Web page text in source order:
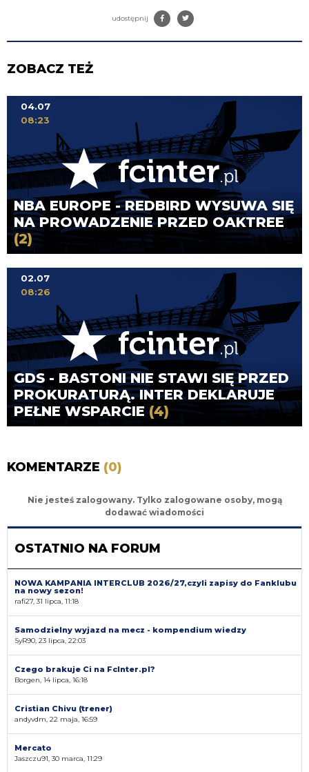
udostępnij
ZOBACZ TEŻ
NBA EUROPE - REDBIRD WYSUWA SIĘ
NA PROWADZENIE PRZED OAKTREE
(2)
04.07
08:23
GDS - BASTONI NIE STAWI SIĘ PRZED
PROKURATURĄ. INTER DEKLARUJE
PEŁNE WSPARCIE(4)
02.07
08:26
KOMENTARZE (0)
Nie jesteś zalogowany. Tylko zalogowane osoby, mogą
dodawać wiadomości
OSTATNIO NA FORUM
NOWA KAMPANIA INTERCLUB 2026/27,czyli zapisy do Fanklubu
na nowy sezon!
rafi27, 31 lipca, 11:18
Samodzielny wyjazd na mecz - kompendium wiedzy
SyR90, 23 lipca, 22:03
Czego brakuje Ci na FcInter.pl?
Borgen, 14 lipca, 16:18
Cristian Chivu (trener)
andyvdm, 22 maja, 16:59
Mercato
Jaszczu91, 30 marca, 11:29